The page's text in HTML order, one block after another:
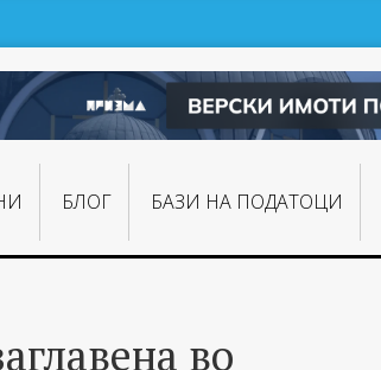
БЛОГ БАЗИ НА ПОДАТОЦИ
во